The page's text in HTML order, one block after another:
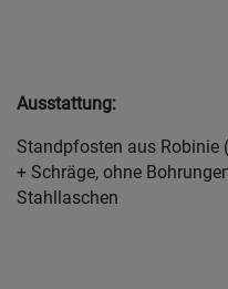
Ausstattung:
Standpfosten aus Robinie
+ Schräge, ohne
Stahllaschen